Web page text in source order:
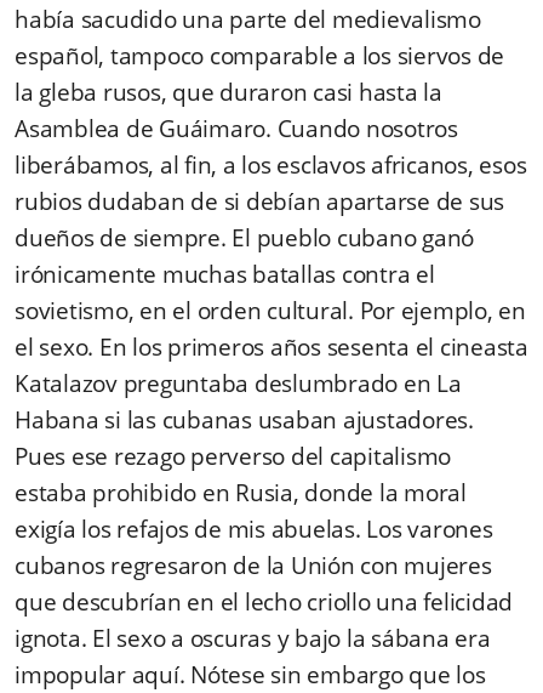
había sacudido una parte del medievalismo
español, tampoco comparable a los siervos de
la gleba rusos, que duraron casi hasta la
Asamblea de Guáimaro. Cuando nosotros
liberábamos, al fin, a los esclavos africanos, esos
rubios dudaban de si debían apartarse de sus
dueños de siempre. El pueblo cubano ganó
irónicamente muchas batallas contra el
sovietismo, en el orden cultural. Por ejemplo, en
el sexo. En los primeros años sesenta el cineasta
Katalazov preguntaba deslumbrado en La
Habana si las cubanas usaban ajustadores.
Pues ese rezago perverso del capitalismo
estaba prohibido en Rusia, donde la moral
exigía los refajos de mis abuelas. Los varones
cubanos regresaron de la Unión con mujeres
que descubrían en el lecho criollo una felicidad
ignota. El sexo a oscuras y bajo la sábana era
impopular aquí. Nótese sin embargo que los